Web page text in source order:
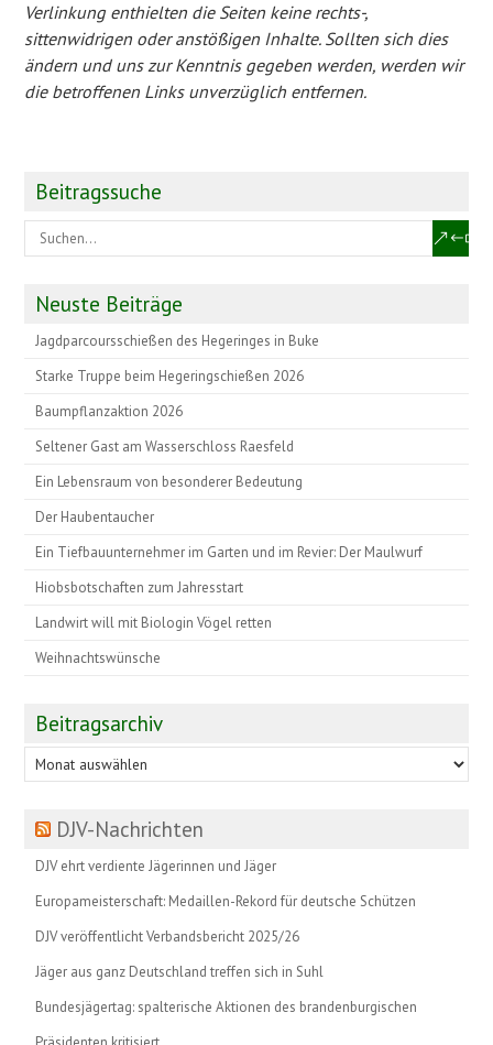
Verlinkung enthielten die Seiten keine rechts-,
sittenwidrigen oder anstößigen Inhalte. Sollten sich dies
ändern und uns zur Kenntnis gegeben werden, werden wir
die betroffenen Links unverzüglich entfernen.
Beitragssuche
Neuste Beiträge
Jagdparcoursschießen des Hegeringes in Buke
Starke Truppe beim Hegeringschießen 2026
Baumpflanzaktion 2026
Seltener Gast am Wasserschloss Raesfeld
Ein Lebensraum von besonderer Bedeutung
Der Haubentaucher
Ein Tiefbauunternehmer im Garten und im Revier: Der Maulwurf
Hiobsbotschaften zum Jahresstart
Landwirt will mit Biologin Vögel retten
Weihnachtswünsche
Beitragsarchiv
Beitragsarchiv
DJV-Nachrichten
DJV ehrt verdiente Jägerinnen und Jäger
Europameisterschaft: Medaillen-Rekord für deutsche Schützen
DJV veröffentlicht Verbandsbericht 2025/26
Jäger aus ganz Deutschland treffen sich in Suhl
Bundesjägertag: spalterische Aktionen des brandenburgischen